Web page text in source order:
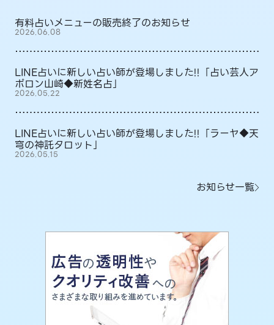
有料占いメニューの販売終了のお知らせ
2026.06.08
LINE占いに新しい占い師が登場しました!!「占い芸人ア
ポロン山崎◆新姓名占」
2026.05.22
LINE占いに新しい占い師が登場しました!!「ラーヤ◆天
穹の神託タロット」
2026.05.15
お知らせ一覧